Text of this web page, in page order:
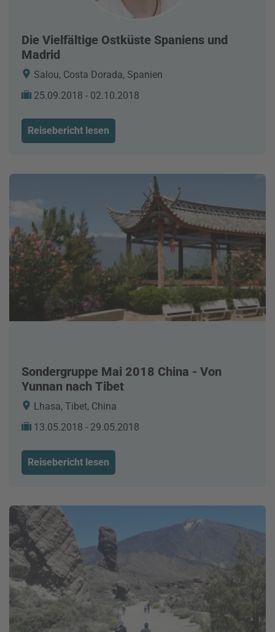
Die Vielfältige Ostküste Spaniens und
Madrid
Salou, Costa Dorada, Spanien
25.09.2018 - 02.10.2018
Reisebericht lesen
Sondergruppe Mai 2018 China - Von
Yunnan nach Tibet
Lhasa, Tibet, China
13.05.2018 - 29.05.2018
Reisebericht lesen